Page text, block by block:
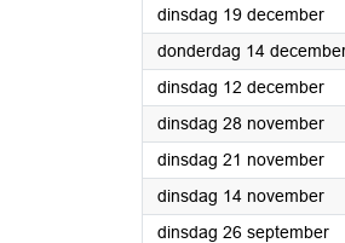
dinsdag 19 december
donderdag 14
dinsdag 12 december
dinsdag 28 november
dinsdag 21 november
dinsdag 14 november
dinsdag 26 september